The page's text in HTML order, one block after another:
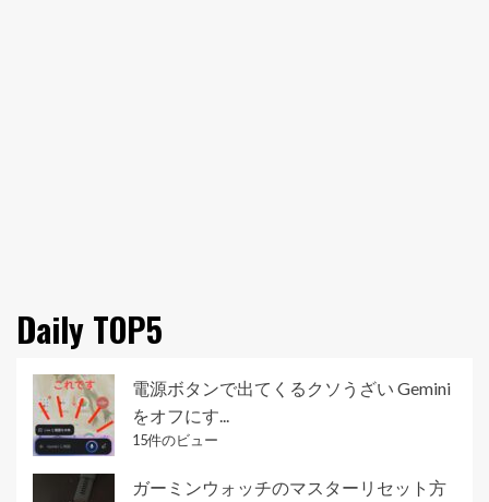
Daily TOP5
電源ボタンで出てくるクソうざい Gemini
をオフにす...
15件のビュー
ガーミンウォッチのマスターリセット方